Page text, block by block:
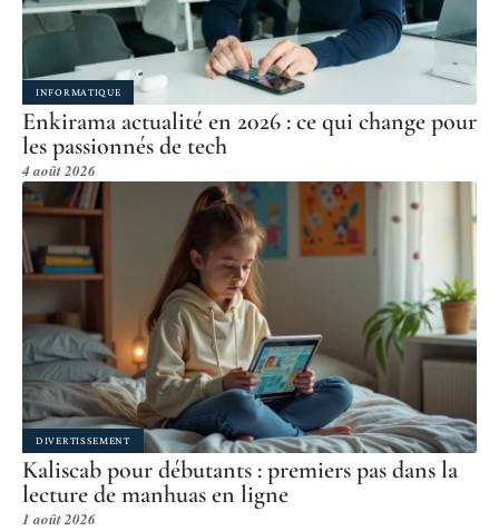
INFORMATIQUE
Enkirama actualité en 2026 : ce qui change pour
les passionnés de tech
4 août 2026
DIVERTISSEMENT
Kaliscab pour débutants : premiers pas dans la
lecture de manhuas en ligne
1 août 2026